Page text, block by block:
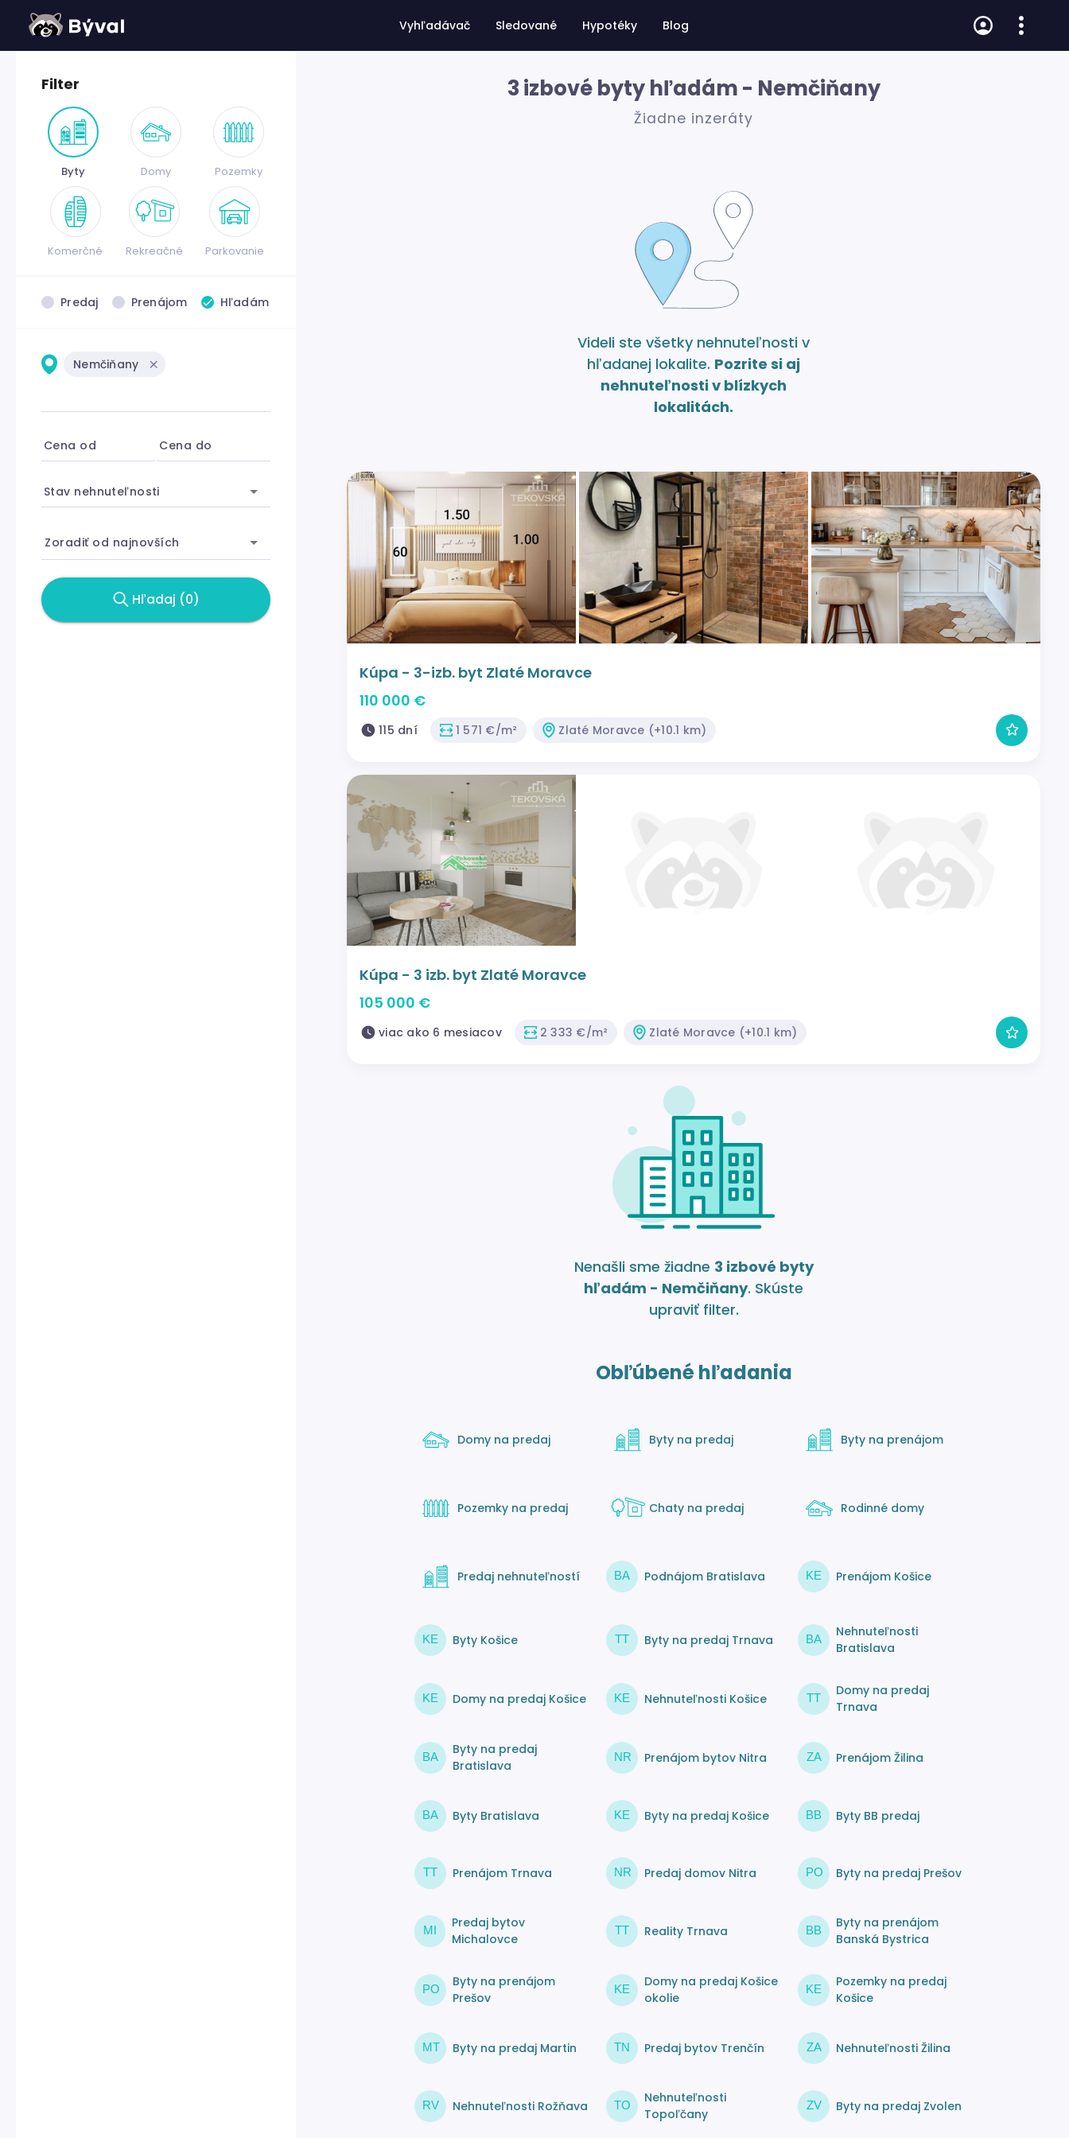
Vyhľadávač Sledované Hypotéky Blog
Filter
Byty Domy Pozemky
Komerčné Rekreačné Parkovanie
Predaj Prenájom Hľadám
Nemčiňany
Cena od Cena do
Stav nehnuteľnosti
Zoradiť od najnovších
Hľadaj (0)
3 izbové byty hľadám - Nemčiňany
Žiadne inzeráty
Videli ste všetky nehnuteľnosti v
hľadanej lokalite. Pozrite si aj
nehnuteľnosti v blízkych
lokalitách.
Kúpa - 3-izb. byt Zlaté Moravce
110 000 €
115 dní 1 571 €/m² Zlaté Moravce (+10.1 km)
Kúpa - 3 izb. byt Zlaté Moravce
105 000 €
viac ako 6 mesiacov 2 333 €/m² Zlaté Moravce (+10.1 km)
Nenašli sme žiadne 3 izbové byty
hľadám - Nemčiňany. Skúste
upraviť filter.
Obľúbené hľadania
Domy na predaj Byty na predaj Byty na prenájom
Pozemky na predaj Chaty na predaj Rodinné domy
Predaj nehnuteľností BA Podnájom Bratislava KE Prenájom Košice
KE Byty Košice TT Byty na predaj Trnava BA
Nehnuteľnosti
Bratislava
KE Domy na predaj Košice KE Nehnuteľnosti Košice TT
Domy na predaj
Trnava
BA
Byty na predaj
Bratislava
NR Prenájom bytov Nitra ZA Prenájom Žilina
BA Byty Bratislava KE Byty na predaj Košice BB Byty BB predaj
TT Prenájom Trnava NR Predaj domov Nitra PO Byty na predaj Prešov
MI
Predaj bytov
Michalovce
TT Reality Trnava BB
Byty na prenájom
Banská Bystrica
PO
Byty na prenájom
Prešov
KE
Domy na predaj Košice
okolie
KE
Pozemky na predaj
Košice
MT Byty na predaj Martin TN Predaj bytov Trenčín ZA Nehnuteľnosti Žilina
RV Nehnuteľnosti Rožňava TO
Nehnuteľnosti
Topoľčany
ZV Byty na predaj Zvolen